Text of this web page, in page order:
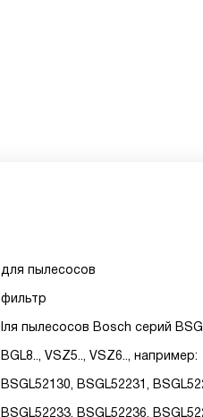
для пылесосов
фильтр
lля пылесосов Bosch серий
BGL8.., VSZ5.., VSZ6.., например:
BSGL52130, BSGL52231,
BSGL52233, BSGL52236,